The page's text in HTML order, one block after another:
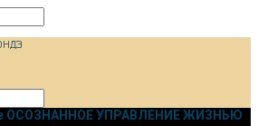
ОСОЗНАННОЕ УПРАВЛЕНИЕ ЖИЗНЬЮ